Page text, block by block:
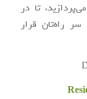
تا در
راه‌تان قرار